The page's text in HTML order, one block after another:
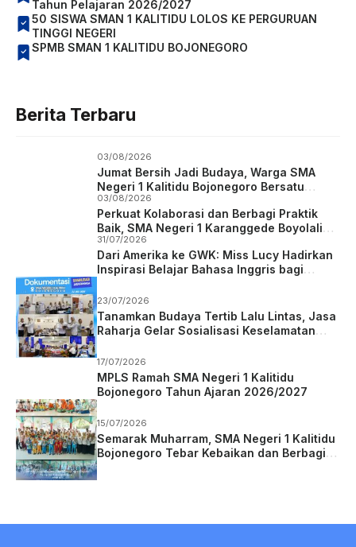
Tahun Pelajaran 2026/2027
50 SISWA SMAN 1 KALITIDU LOLOS KE PERGURUAN
TINGGI NEGERI
SPMB SMAN 1 KALITIDU BOJONEGORO
Berita Terbaru
03/08/2026
Jumat Bersih Jadi Budaya, Warga SMA
Negeri 1 Kalitidu Bojonegoro Bersatu
Wujudkan Sekolah Hijau dan Asri
03/08/2026
Perkuat Kolaborasi dan Berbagi Praktik
Baik, SMA Negeri 1 Karanggede Boyolali
Studi Tiru ke SMA Negeri 1 Kalitidu
Bojonegoro
31/07/2026
Dari Amerika ke GWK: Miss Lucy Hadirkan
Inspirasi Belajar Bahasa Inggris bagi
23/07/2026
Tanamkan Budaya Tertib Lalu Lintas, Jasa
Raharja Gelar Sosialisasi Keselamatan
17/07/2026
MPLS Ramah SMA Negeri 1 Kalitidu
Bojonegoro Tahun Ajaran 2026/2027
15/07/2026
Semarak Muharram, SMA Negeri 1 Kalitidu
Bojonegoro Tebar Kebaikan dan Berbagi